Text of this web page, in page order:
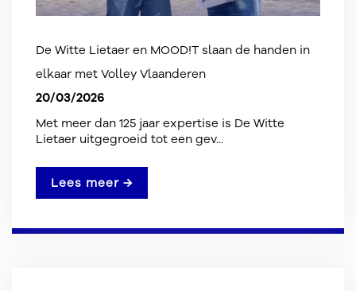
De Witte Lietaer en MOOD!T slaan de handen in
elkaar met Volley Vlaanderen
20/03/2026
Met meer dan 125 jaar expertise is De Witte
Lietaer uitgegroeid tot een gev...
Lees meer →